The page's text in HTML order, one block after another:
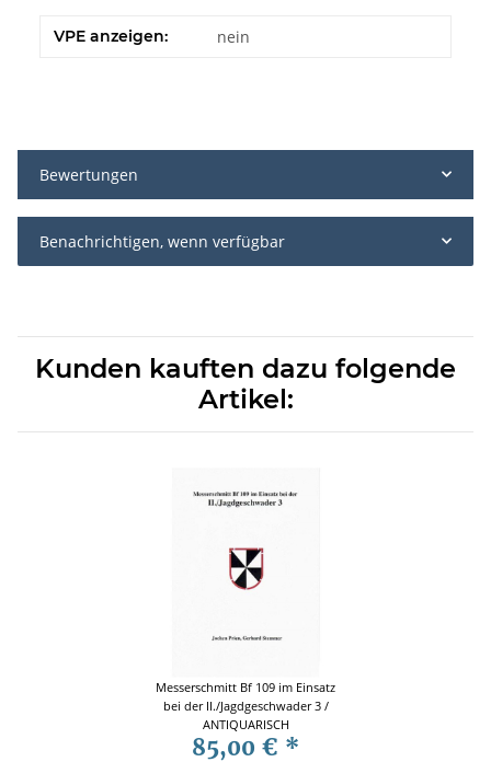
VPE anzeigen: nein
Bewertungen
Benachrichtigen, wenn verfügbar
Kunden kauften dazu folgende
Artikel:
Messerschmitt Bf 109 im Einsatz
bei der II./Jagdgeschwader 3 /
ANTIQUARISCH
85,00 € *